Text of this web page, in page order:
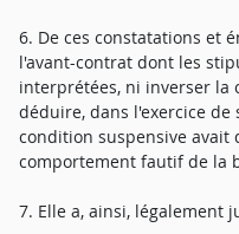
6. De ces constatations et
l'avant-contrat dont les
interprétées, ni inverser la
déduire, dans l'exercice
condition suspensive avait
comportement fautif de la
7. Elle a, ainsi, légalement